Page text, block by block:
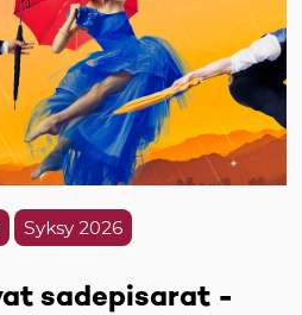
Syksy 2026
sadepisarat -